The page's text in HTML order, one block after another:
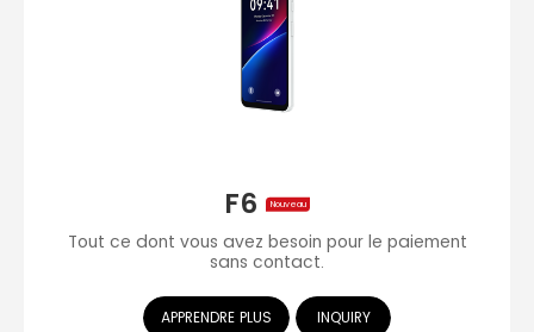
F6 Nouveau
Tout ce dont vous avez besoin pour le paiement
sans contact.
APPRENDRE PLUS INQUIRY